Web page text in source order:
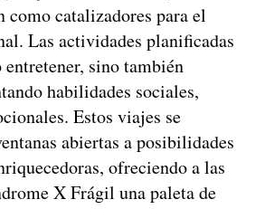
como catalizadores para el
Las actividades planificadas
sino también
habilidades sociales,
Estos viajes se
abiertas a posibilidades
ofreciendo a las
X Frágil una paleta de